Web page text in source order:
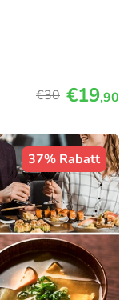
€30 €19,90
37% Rabatt